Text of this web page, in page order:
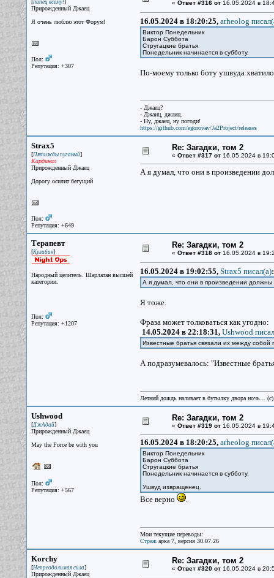
пипец всему!]
Прирожденный Джаец
Я очень люблю этот Форум!
Пол:
Репутация: +307
« Ответ #316 от16.05.2024 в
16.05.2024 в 18:20:25, arheolog
Виктор Понедельник
Барон Суббота
Стругацкие братья
Понедельник начинается в субботу.
По-моему только боту ушвуда
- Джаец?
- Джаиц, джаиц.
- Ну, джаец, ну погоди!
https://github.com/egorovav/Ja2Project/releases
Strax5
[Пятижды пуганый]
Кардинал
Прирожденный Джаец
Дорогу осилит бегущий
Пол:
Репутация: +649
Re: Загадки, том 2
« Ответ #317 от16.05.2024 в
А я думал, что они в произведении
Терапевт
[Кулибин]
Народный целитель. Шарлатан высшей
категории.
Пол:
Репутация: +1207
Re: Загадки, том 2
« Ответ #318 от16.05.2024 в
16.05.2024 в 19:02:55, Strax5 писал(a):
А я думал, что они в произведении
Я тоже.
Фраза может толковаться как угодно:
14.05.2024 в 22:18:31, Ushwood
Известные братья связали их между собой
А подразумевалось: "Известные
Летний дождь наливает в бутылку двора ночь...
Ushwood
[ДжАдай]
Прирожденный Джаец
May the Force be with you
Пол:
Репутация: +567
Re: Загадки, том 2
« Ответ #319 от16.05.2024 в
16.05.2024 в 18:20:25, arheolog
Виктор Понедельник
Барон Суббота
Стругацкие братья
Понедельник начинается в субботу.
Ушвуд извращенец.
Все верно .
Мои текущие переводы:
Стражарка 7, версия 30.07.26
Korchy
[Непреодолимая сила]
Прирожденный Джаец
Re: Загадки, том 2
« Ответ #320 от16.05.2024 в